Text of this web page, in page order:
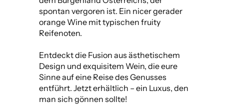
spontan vergoren ist. Ein nicer gerader
orange Wine mit typischen fruity
Reifenoten.
Entdeckt die Fusion aus ästhetischem
Design und exquisitem Wein, die eure
Sinne auf eine Reise des Genusses
entführt. Jetzt erhältlich – ein Luxus, den
man sich gönnen sollte!